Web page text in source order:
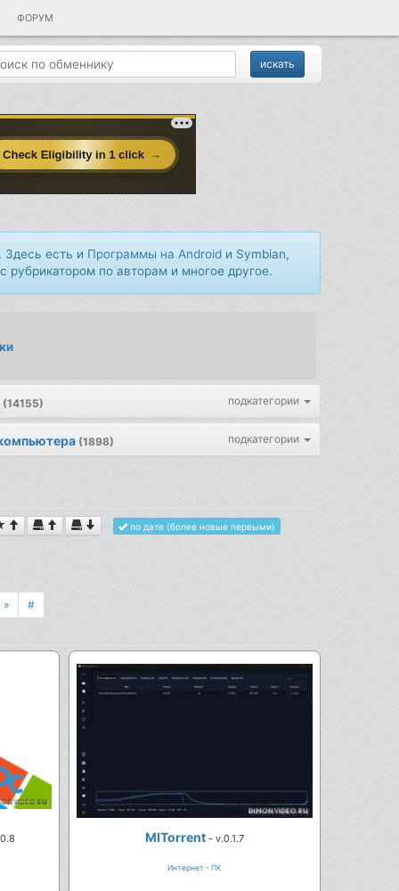
ФОРУМ
есть и Программы на Android и Symbian,
рубрикатором по авторам и многое другое.
(14155) подкатегории
(1898) подкатегории
по дате (более новые первыми)
» #
MITorrent - v.0.1.7
Интернет - ПК